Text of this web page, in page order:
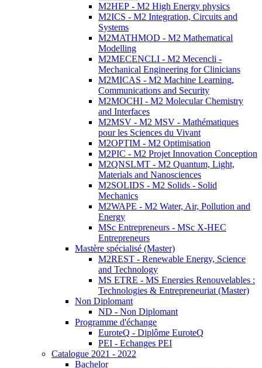
M2HEP - M2 High Energy physics
M2ICS - M2 Integration, Circuits and
Systems
M2MATHMOD - M2 Mathematical
Modelling
M2MECENCLI - M2 Mecencli -
Mechanical Engineering for Clinicians
M2MICAS - M2 Machine Learning,
Communications and Security
M2MOCHI - M2 Molecular Chemistry
and Interfaces
M2MSV - M2 MSV - Mathématiques
pour les Sciences du Vivant
M2OPTIM - M2 Optimisation
M2PIC - M2 Projet Innovation Conception
M2QNSLMT - M2 Quantum, Light,
Materials and Nanosciences
M2SOLIDS - M2 Solids - Solid
Mechanics
M2WAPE - M2 Water, Air, Pollution and
Energy
MSc Entrepreneurs - MSc X-HEC
Entrepreneurs
Mastère spécialisé (Master)
M2REST - Renewable Energy, Science
and Technology
MS ETRE - MS Energies Renouvelables :
Technologies & Entrepreneuriat (Master)
Non Diplomant
ND - Non Diplomant
Programme d'échange
EuroteQ - Diplôme EuroteQ
PEI - Echanges PEI
Catalogue 2021 - 2022
Bachelor